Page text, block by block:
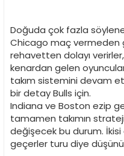
Doğuda çok fazla
Chicago maç vermeden
rehavetten dolayı
kenardan gelen
takım sistemini devam
bir detay Bulls için.
Indiana ve Boston ezip
tamamen takımın
değişecek bu durum.
geçerler turu diye